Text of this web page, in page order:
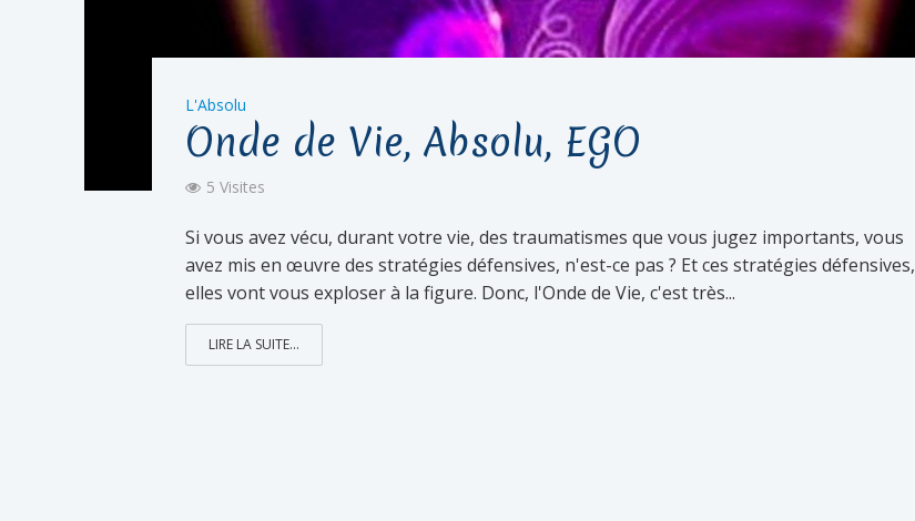
L'Absolu
Onde de Vie, Absolu, EGO
5 Visites
Si vous avez vécu, durant votre vie, des traumatismes que vous jugez importants, vous
avez mis en œuvre des stratégies défensives, n'est-ce pas ? Et ces stratégies défensives,
elles vont vous exploser à la figure. Donc, l'Onde de Vie, c'est très...
LIRE LA SUITE...